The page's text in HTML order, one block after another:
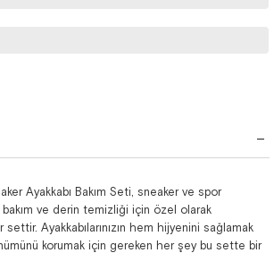
Ayakkabı Bakım Seti, sneaker ve spor
bakım ve derin temizliği için özel olarak
settir. Ayakkabılarınızın hem hijyenini sağlamak
korumak için gereken her şey bu sette bir